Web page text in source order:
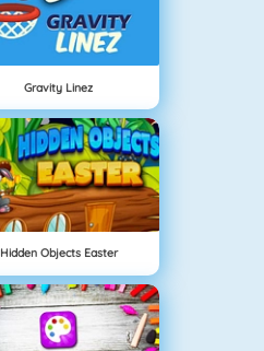
Gravity Linez
Hidden Objects Easter